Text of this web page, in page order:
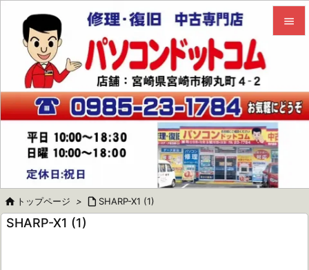

サイド


 トップページ >  SHARP-X1 (1)
SHARP-X1 (1)